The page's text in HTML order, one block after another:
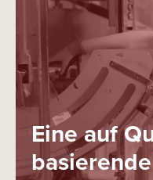
Eine auf